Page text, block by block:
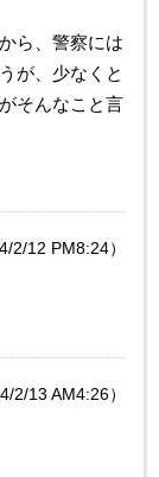
ら、警察には
が、少なくと
そんなこと言
2/12 PM8:24）
2/13 AM4:26）